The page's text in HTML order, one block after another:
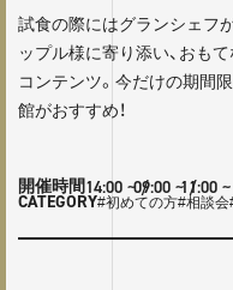
試食の際にはグランシェフ
ップル様に寄り添い、おも
コンテンツ。今だけの期間
館がおすすめ！
開催時間14:00 ~ /
09:00 ~ /
11:00 ~
CATEGORY#初めての方#相談会